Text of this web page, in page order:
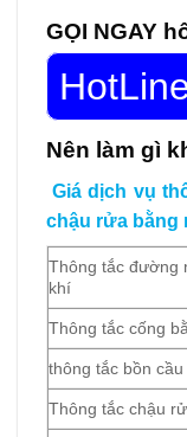
GỌI NGAY
Nên làm gì
Giá dịch vụ
chậu rửa bằng
Thông tắc đường
khí
Thông tắc cống
thông tắc bồn
Thông tắc chậu